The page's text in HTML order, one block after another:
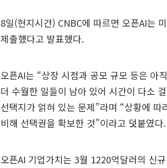
8일(현지시간) CNBC에 따르면 오픈AI는
제출했다고 발표했다.
오픈AI는 “상장 시점과 공모 규모 등은 아
더 수월한 일들이 남아 있어 시간이 다소
선택지가 얽혀 있는 문제”라며 “상황에
비해 선택권을 확보한 것”이라고 덧붙였다.
오픈AI 기업가치는 3월 1220억달러의 신